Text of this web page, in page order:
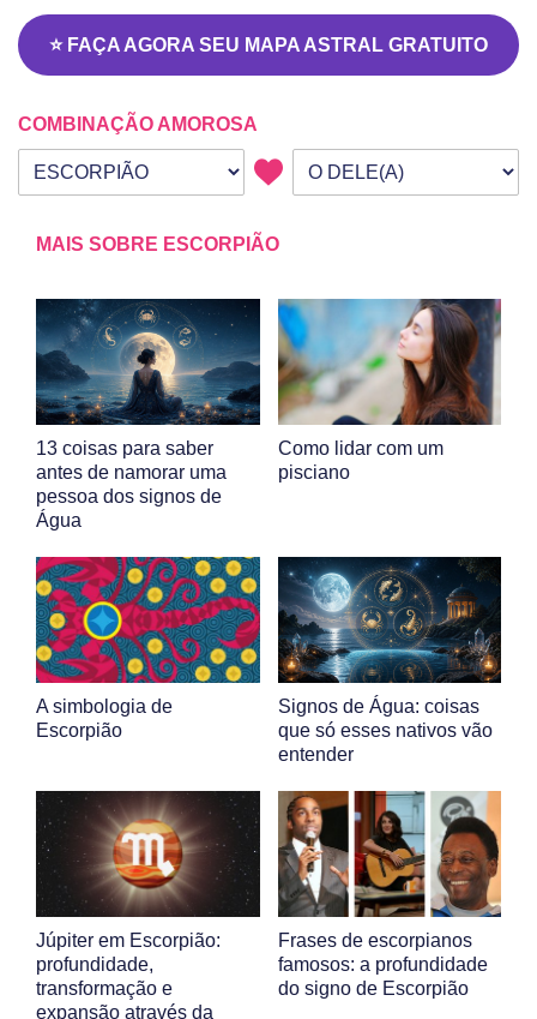
⭐ FAÇA AGORA SEU MAPA ASTRAL GRATUITO
COMBINAÇÃO AMOROSA
Seu signo
Signo da outra pessoa
MAIS SOBRE ESCORPIÃO
13 coisas para saber
antes de namorar uma
pessoa dos signos de
Água
Como lidar com um
pisciano
A simbologia de
Escorpião
Signos de Água: coisas
que só esses nativos vão
entender
Júpiter em Escorpião:
profundidade,
transformação e
expansão através da
Frases de escorpianos
famosos: a profundidade
do signo de Escorpião